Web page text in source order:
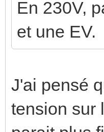
En 230V,
et une EV.
J'ai pensé
tension sur